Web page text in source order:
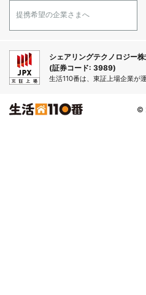
提携希望の企業さまへ
シェアリングテクノロジー
(証券コード: 3989)
生活110番は、東証上場企業が
©